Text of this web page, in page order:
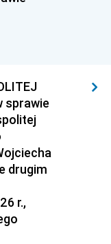
sprawie
drugim
r.,